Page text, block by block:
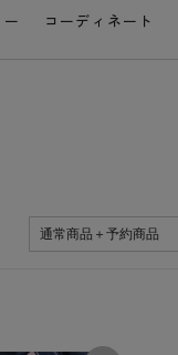
コーディネート
通常商品＋予約商品